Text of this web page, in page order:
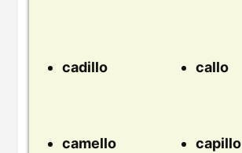
cadillo callo
camello capillo